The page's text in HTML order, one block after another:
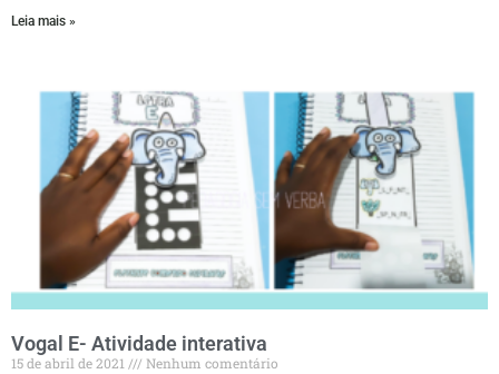
Leia mais »
Vogal E- Atividade interativa
15 de abril de 2021
Nenhum comentário